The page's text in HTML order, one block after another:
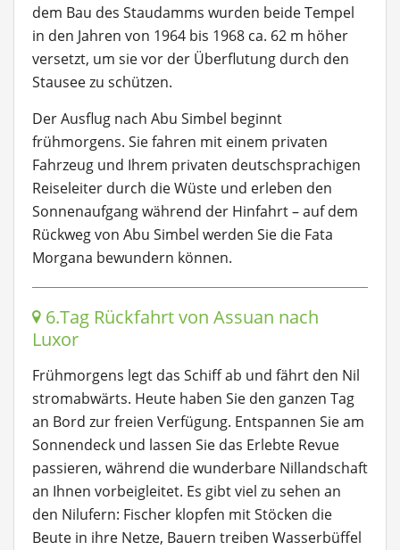
dem Bau des Staudamms wurden beide Tempel
in den Jahren von 1964 bis 1968 ca. 62 m höher
versetzt, um sie vor der Überflutung durch den
Stausee zu schützen.
Der Ausflug nach Abu Simbel beginnt
frühmorgens. Sie fahren mit einem privaten
Fahrzeug und Ihrem privaten deutschsprachigen
Reiseleiter durch die Wüste und erleben den
Sonnenaufgang während der Hinfahrt – auf dem
Rückweg von Abu Simbel werden Sie die Fata
Morgana bewundern können.
6.Tag Rückfahrt von Assuan nach
Luxor
Frühmorgens legt das Schiff ab und fährt den Nil
stromabwärts. Heute haben Sie den ganzen Tag
an Bord zur freien Verfügung. Entspannen Sie am
Sonnendeck und lassen Sie das Erlebte Revue
passieren, während die wunderbare Nillandschaft
an Ihnen vorbeigleitet. Es gibt viel zu sehen an
den Nilufern: Fischer klopfen mit Stöcken die
Beute in ihre Netze, Bauern treiben Wasserbüffel